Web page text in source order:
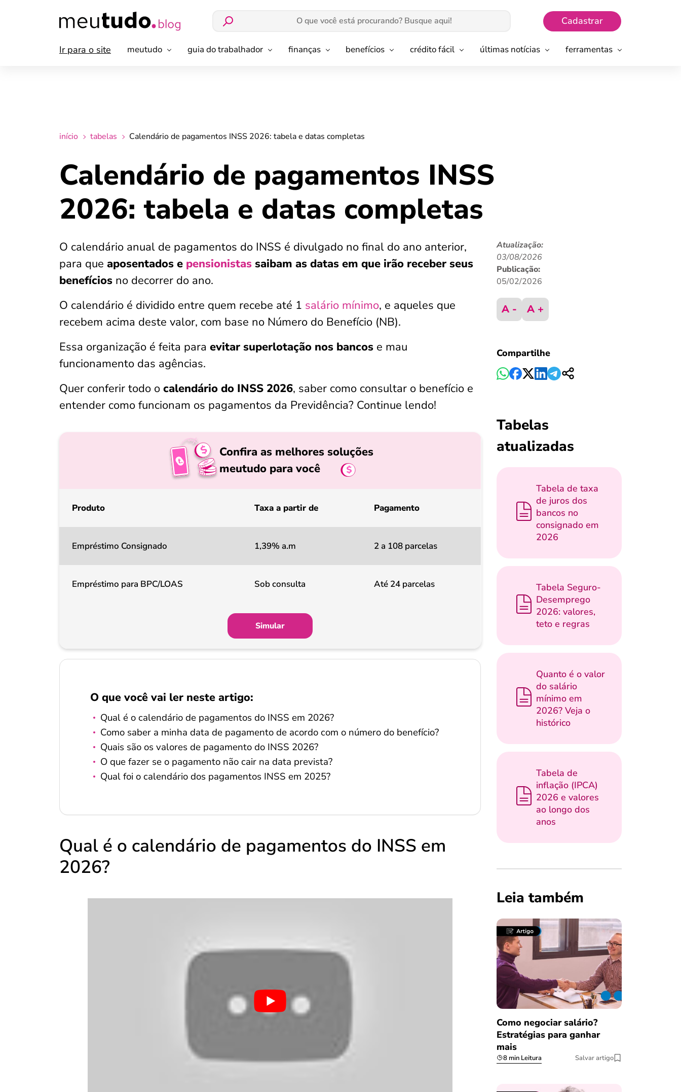
Cadastrar
Ir para o site meutudo guia do trabalhador finanças benefícios crédito fácil últimas notícias ferramentas
início tabelas Calendário de pagamentos INSS 2026: tabela e datas completas
Calendário de pagamentos INSS
2026: tabela e datas completas
O calendário anual de pagamentos do INSS é divulgado no final do ano anterior,
para que aposentados e pensionistas saibam as datas em que irão receber seus
benefícios no decorrer do ano.
O calendário é dividido entre quem recebe até 1 salário mínimo, e aqueles que
recebem acima deste valor, com base no Número do Benefício (NB).
Essa organização é feita para evitar superlotação nos bancos e mau
funcionamento das agências.
Quer conferir todo o calendário do INSS 2026, saber como consultar o benefício e
entender como funcionam os pagamentos da Previdência? Continue lendo!
Confira as melhores soluções
meutudo para você
Produto Taxa a partir de Pagamento
Empréstimo Consignado 1,39% a.m 2 a 108 parcelas
Empréstimo para BPC/LOAS Sob consulta Até 24 parcelas
Simular
O que você vai ler neste artigo:
Qual é o calendário de pagamentos do INSS em 2026?
Como saber a minha data de pagamento de acordo com o número do benefício?
Quais são os valores de pagamento do INSS 2026?
O que fazer se o pagamento não cair na data prevista?
Qual foi o calendário dos pagamentos INSS em 2025?
Qual é o calendário de pagamentos do INSS em
2026?
Atualização:
03/08/2026
Publicação:
05/02/2026
A - A +
Compartilhe
Tabelas
atualizadas
Tabela de taxa
de juros dos
bancos no
consignado em
2026
Tabela Seguro-
Desemprego
2026: valores,
teto e regras
Quanto é o valor
do salário
mínimo em
2026? Veja o
histórico
Tabela de
inflação (IPCA)
2026 e valores
ao longo dos
anos
Leia também
Como negociar salário?
Estratégias para ganhar
mais
8 min Leitura Salvar artigo